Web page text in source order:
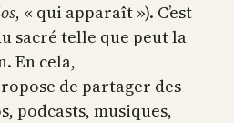
, « qui apparaît »). C’est
sacré telle que peut la
En cela,
de partager des
podcasts, musiques,